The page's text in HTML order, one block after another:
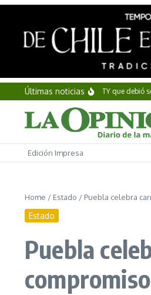
Saltar al contenido
Últimas noticias
Alan Wake II: ¿El GOTY que debió ser? Un
Edición Impresa
Home / Estado / Puebla celebra
Estado
Puebla